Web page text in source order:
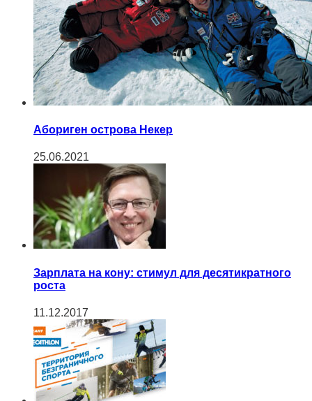
Абориген острова Некер
25.06.2021
Зарплата на кону: стимул для десятикратного
роста
11.12.2017